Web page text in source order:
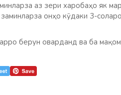
аз зери харобаҳо як
онҳо кӯдаки 3-
берун оварданд ва ба